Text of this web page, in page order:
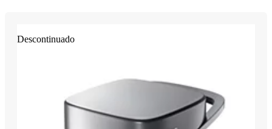
Descontinuado